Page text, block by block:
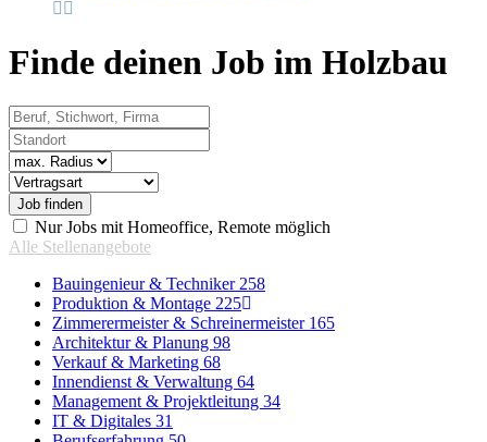
Finde deinen Job im Holzbau
Beruf, Stichwort, Firma
Standort
Radius
Vertragsart
Nur Jobs mit Homeoffice, Remote möglich
Alle Stellenangebote
Bauingenieur & Techniker 258
Produktion & Montage 225
Zimmerermeister & Schreinermeister 165
Architektur & Planung 98
Verkauf & Marketing 68
Innendienst & Verwaltung 64
Management & Projektleitung 34
IT & Digitales 31